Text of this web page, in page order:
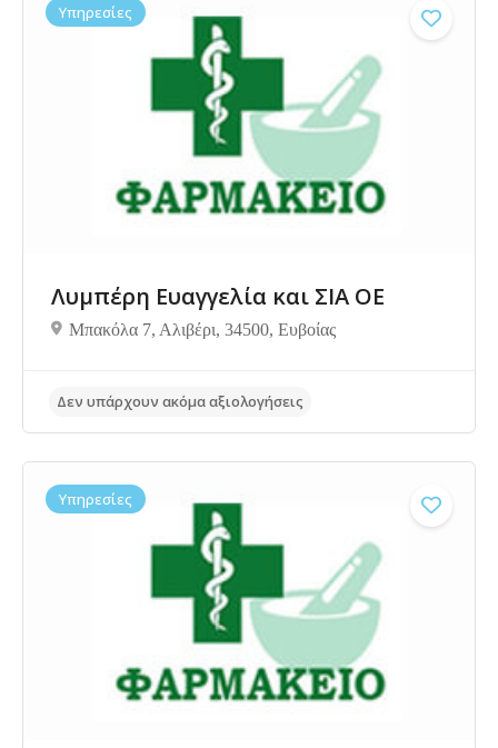
Δεν υπάρχουν ακόμα αξιολογήσεις
Δεν υπάρχουν ακόμα αξιολογήσεις
Υπηρεσίες
Λυμπέρη Ευαγγελία και ΣΙΑ ΟΕ
Μπακόλα 7, Αλιβέρι, 34500, Ευβοίας
Υπηρεσίες